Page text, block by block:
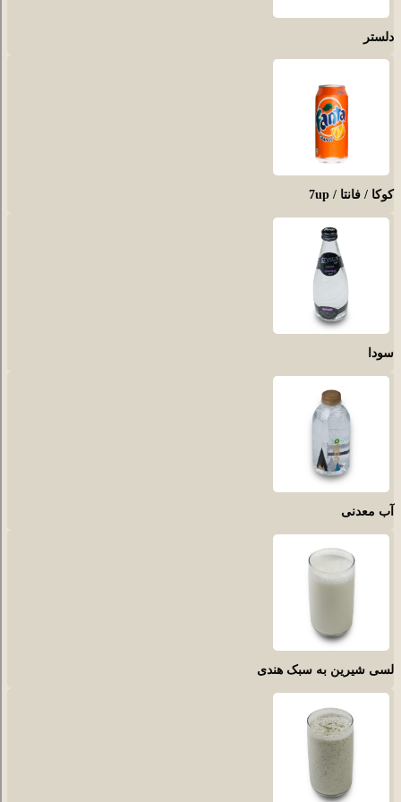
دلستر
کوکا / فانتا / 7up
سودا
آب معدنی
لسی شیرین به سبک هندی